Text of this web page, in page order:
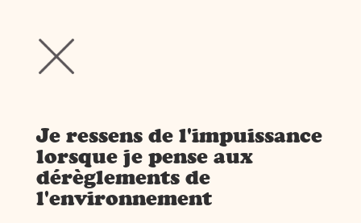
Je ressens de l'impuissance
lorsque je pense aux
dérèglements de
l'environnement